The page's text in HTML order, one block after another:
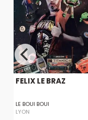
FELIX LE BRAZ
LE BOUI BOUI
LYON